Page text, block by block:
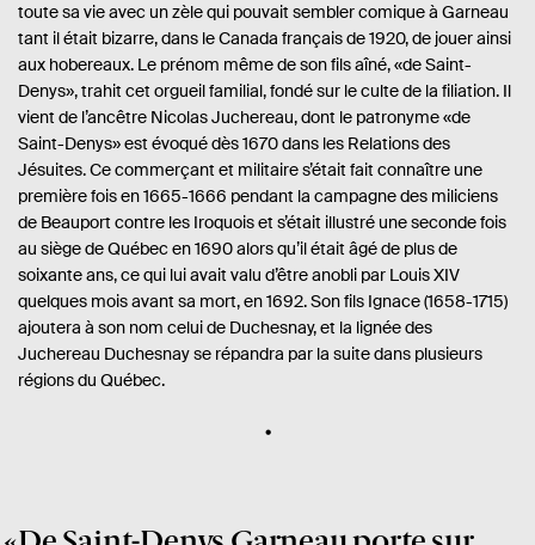
toute sa vie avec un zèle qui pouvait sembler comique à Garneau
tant il était bizarre, dans le Canada français de 1920, de jouer ainsi
aux hobereaux. Le prénom même de son fils aîné, «de Saint-
Denys», trahit cet orgueil familial, fondé sur le culte de la filiation. Il
vient de l’ancêtre Nicolas Juchereau, dont le patronyme «de
Saint-Denys» est évoqué dès 1670 dans les Relations des
Jésuites. Ce commerçant et militaire s’était fait connaître une
première fois en 1665-1666 pendant la campagne des miliciens
de Beauport contre les Iroquois et s’était illustré une seconde fois
au siège de Québec en 1690 alors qu’il était âgé de plus de
soixante ans, ce qui lui avait valu d’être anobli par Louis XIV
quelques mois avant sa mort, en 1692. Son fils Ignace (1658-1715)
ajoutera à son nom celui de Duchesnay, et la lignée des
Juchereau Duchesnay se répandra par la suite dans plusieurs
régions du Québec.